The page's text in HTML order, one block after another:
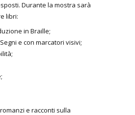
Durante la mostra sarà
libri:
in Braille;
e con marcatori visivi;
e racconti sulla